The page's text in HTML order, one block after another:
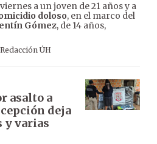
a un joven de 21 años y a
doloso, en el marco del
Gómez, de 14 años,
Redacción ÚH
asalto a
deja
y varias